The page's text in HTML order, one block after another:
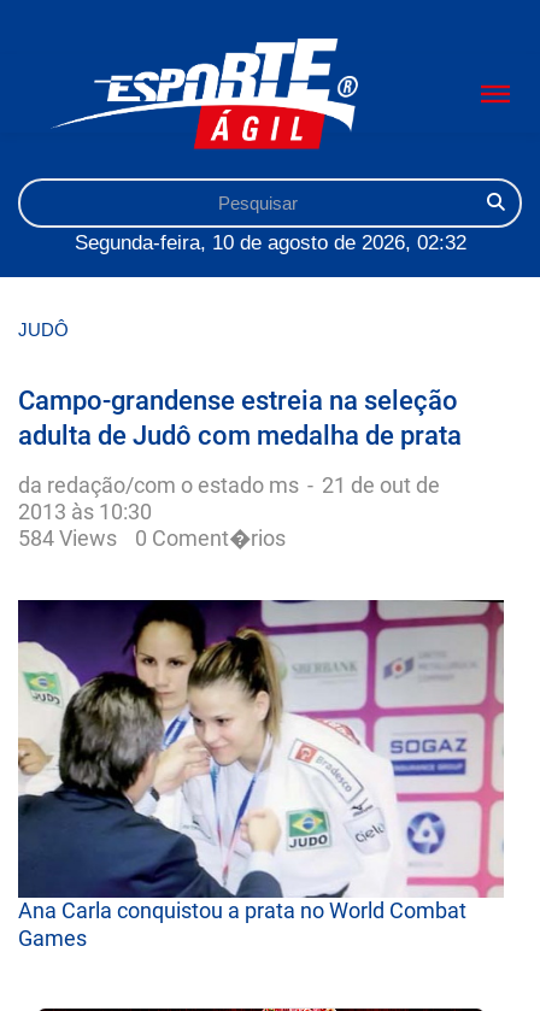
Segunda-feira, 10 de agosto de 2026, 02:32
JUDÔ
Campo-grandense estreia na seleção
adulta de Judô com medalha de prata
da redação/com o estado ms - 21 de out de
2013 às 10:30
584 Views
0 Coment�rios
Ana Carla conquistou a prata no World Combat
Games